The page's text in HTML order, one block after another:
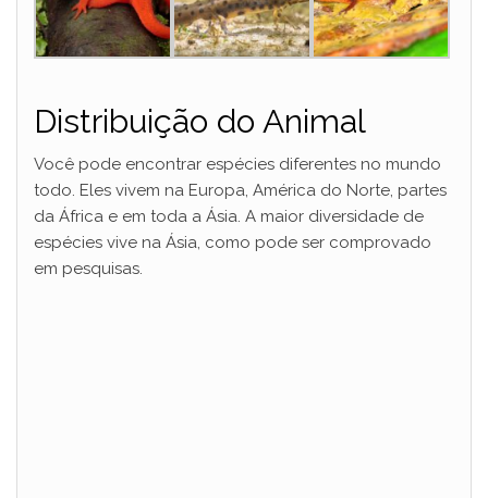
Distribuição do Animal
Você pode encontrar espécies diferentes no mundo
todo. Eles vivem na Europa, América do Norte, partes
da África e em toda a Ásia. A maior diversidade de
espécies vive na Ásia, como pode ser comprovado
em pesquisas.